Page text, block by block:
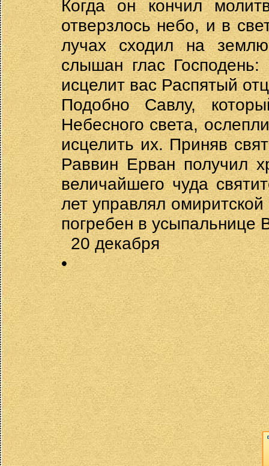
Когда он кончил
отверзлось небо, и в
лучах сходил на
слышан глас
исцелит вас Распятый
Подобно Савлу,
Небесного света,
исцелить их. Приняв
Раввин Ерван получил
величайшего чуда
лет управлял
погребен в усыпальнице
20 декабря
•